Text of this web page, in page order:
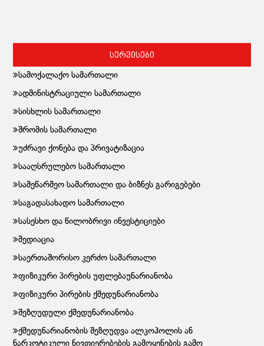
სერვისები
სამოქალაქო სამართალი
ადმინისტრაციული სამართალი
სისხლის სამართალი
შრომის სამართალი
უძრავი ქონება და პრივატიზაცია
სააღსრულებო სამართალი
სამეწარმეო სამართალი და ბიზნეს გარიგებები
საგადასახადო სამართალი
სასესხო და წილობრივი ინვესტიციები
მედიაცია
საერთაშორისო კერძო სამართალი
ფიზიკური პირების უფლებაუნარიანობა
ფიზიკური პირების ქმედუნარიანობა
შეზღუდული ქმედუნარიანობა
ქმედუნარიანობის შეზღუდვა ალკოჰოლის ან
ნარკოტიკული ნივთიერებების გამოყენების გამო